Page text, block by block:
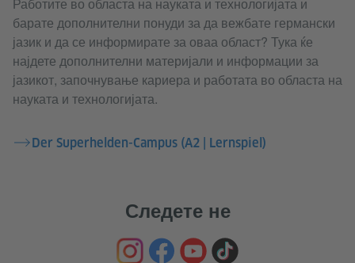
барате дополнителни понуди за да вежбате германски
јазик и да се информирате за оваа област? Тука ќе
најдете дополнителни материјали и информации за
јазикот, започнување кариера и работата во областа на
науката и технологијата.
Der Superhelden-Campus (A2 | Lernspiel)
Следете не